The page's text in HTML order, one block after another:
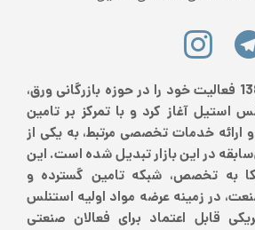
استیل رخ از سال 1386 فعالیت خود را در حوزه بازرگانی ورق،
استیل آغاز کرد و با تمرکز بر تامین
ارائه خدمات تخصصی مرتبط، به یکی از
در این بازار تبدیل شده است. این
به تخصص، شبکه تامین گسترده و
در زمینه عرضه مواد اولیه استنلس
قابل اعتماد برای فعالان صنعتی